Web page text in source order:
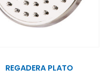
REGADERA PLATO